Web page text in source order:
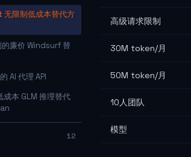
限制低成本替代方
廉价 Windsurf 替
AI 代理 API
本 GLM 推理替代
12
高级请求限制
30M token/月
50M token/月
10人团队
模型